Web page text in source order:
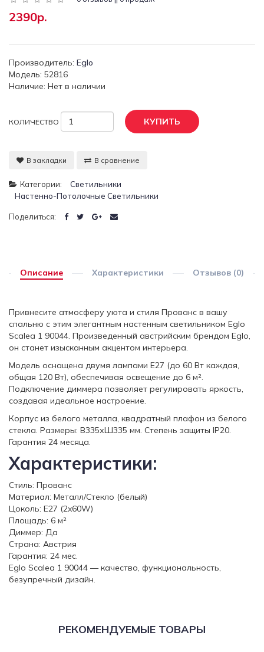
2390р.
Производитель: Eglo
Модель: 52816
Наличие: Нет в наличии
КОЛИЧЕСТВО КУПИТЬ
В закладки В сравнение
Категории:
Светильники
Настенно-Потолочные Светильники
Поделиться:
Описание Характеристики Отзывов (0)
Привнесите атмосферу уюта и стиля Прованс в вашу
спальню с этим элегантным настенным светильником Eglo
Scalea 1 90044. Произведенный австрийским брендом Eglo,
он станет изысканным акцентом интерьера.
Модель оснащена двумя лампами E27 (до 60 Вт каждая,
общая 120 Вт), обеспечивая освещение до 6 м².
Подключение диммера позволяет регулировать яркость,
создавая идеальное настроение.
Корпус из белого металла, квадратный плафон из белого
стекла. Размеры: В335хШ335 мм. Степень защиты IP20.
Гарантия 24 месяца.
Характеристики:
Стиль: Прованс
Материал: Металл/Стекло (белый)
Цоколь: E27 (2x60W)
Площадь: 6 м²
Диммер: Да
Страна: Австрия
Гарантия: 24 мес.
Eglo Scalea 1 90044 — качество, функциональность,
безупречный дизайн.
РЕКОМЕНДУЕМЫЕ ТОВАРЫ